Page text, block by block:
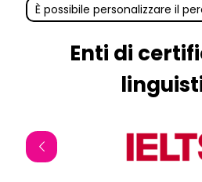
È possibile personalizzare il
Enti di